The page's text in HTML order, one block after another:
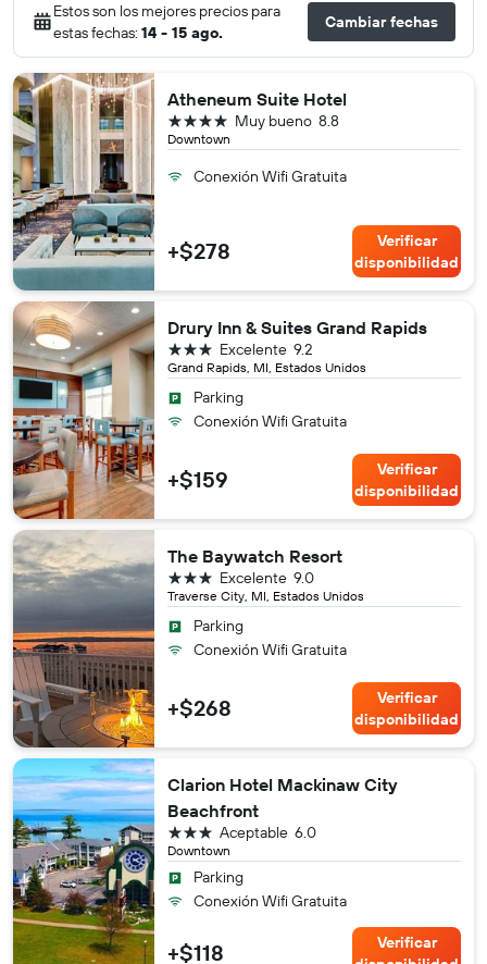
Estos son los mejores precios para
estas fechas: 14 - 15 ago.
Cambiar fechas
Atheneum Suite Hotel
Downtown
8.8
Muy bueno
4 estrellas
Conexión Wifi Gratuita
+$278
Verificar
disponibilidad
Drury Inn & Suites Grand Rapids
Grand Rapids, MI, Estados Unidos
9.2
Excelente
3 estrellas
Parking
Conexión Wifi Gratuita
+$159
Verificar
disponibilidad
The Baywatch Resort
Traverse City, MI, Estados Unidos
9.0
Excelente
3 estrellas
Parking
Conexión Wifi Gratuita
+$268
Verificar
disponibilidad
Clarion Hotel Mackinaw City
Beachfront
Downtown
6.0
Aceptable
3 estrellas
Parking
Conexión Wifi Gratuita
+$118
Verificar